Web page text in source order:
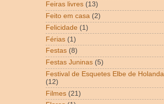
Feiras livres (13)
Feito em casa (2)
Felicidade (1)
Férias (1)
Festas (8)
Festas Juninas (5)
Festival de Esquetes Elbe de Holanda
(12)
Filmes (21)